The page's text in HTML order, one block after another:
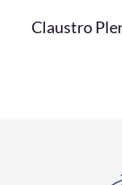
Claustro